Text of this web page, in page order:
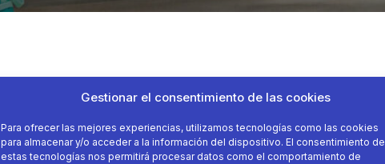
Gestionar el consentimiento de las cookies
Para ofrecer las mejores experiencias, utilizamos tecnologías como las cookies
para almacenar y/o acceder a la información del dispositivo. El consentimiento de
estas tecnologías nos permitirá procesar datos como el comportamiento de